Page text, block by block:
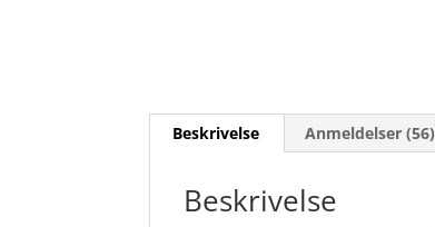
Beskrivelse Anmeldelser (56)
Beskrivelse